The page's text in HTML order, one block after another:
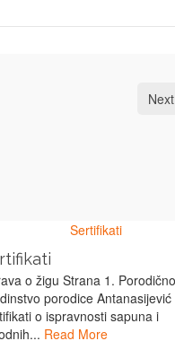
o žigu Strana 1. Porodično
porodice Antanasijević
o ispravnosti sapuna i
Read More